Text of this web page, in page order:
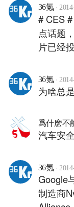
36氪 ·
# CES
点话题
片已经
36氪 ·
为啥总
爲什麽不
汽车安
36氪 ·
Google
制造商